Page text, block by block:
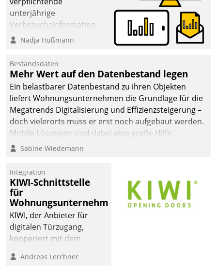
unterjährige
Verbrauchsinformation
schnell, zuverlässig und
Die monatlichen
Mitteilungen zum
Heizungs- und
Wasserverbrauch gehen
automatisiert, vollständig
und auf Wunsch über
mehrere zuvor
Kommunikationswege bei
Nadja Hußmann
Bestandsdaten
Mehr Wert auf den Datenbestand legen
Ein belastbarer Datenbestand zu ihren Objekten
liefert Wohnungsunternehmen die Grundlage für die
Megatrends Digitalisierung und Effizienzsteigerung –
doch vielerorts muss er erst noch aufgebaut werden.
Mobile Lösungen sind dabei eine große Hilfe.
Sabine Wiedemann
Integration
KIWI-Schnittstelle
für
Wohnungsunternehmen
KIWI, der Anbieter für
digitalen Türzugang,
kooperiert mit dem
Softwareentwicklungshaus
Andreas Lerchner